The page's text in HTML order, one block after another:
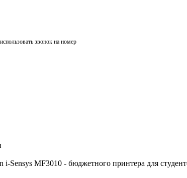
звонок на номер
i-Sensys MF3010 - бюджетного принтера для